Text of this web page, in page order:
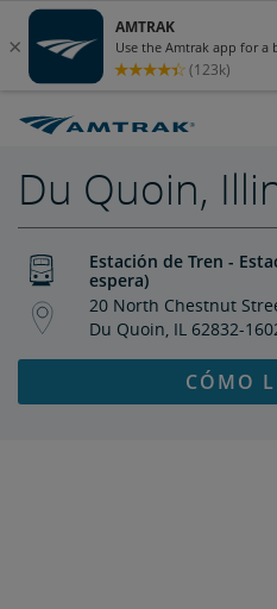
Du Quoin,
Estación de Tren -
espera)
20 North Chestnut
Du Quoin, IL 62832-
CÓMO